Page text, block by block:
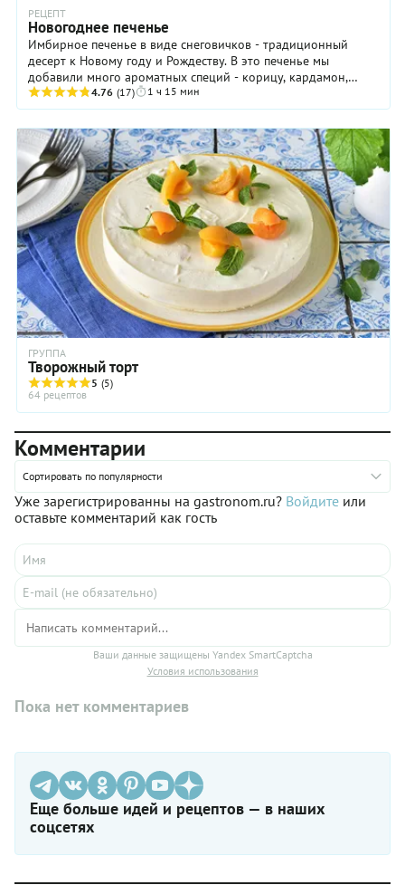
РЕЦЕПТ
Новогоднее печенье
Имбирное печенье в виде снеговичков - традиционный
десерт к Новому году и Рождеству. В это печенье мы
добавили много ароматных специй - корицу, кардамон,
бадьян, гвоздику и мускатный орех
4.76 (17) 1 ч 15 мин
ГРУППА
Творожный торт
5 (5)
64 рецептов
Комментарии
Сортировать по популярности
Уже зарегистрированны на gastronom.ru? Войдите или
оставьте комментарий как гость
Ваши данные защищены Yandex SmartCaptcha
Условия использования
Пока нет комментариев
Еще больше идей и рецептов — в наших
соцсетях